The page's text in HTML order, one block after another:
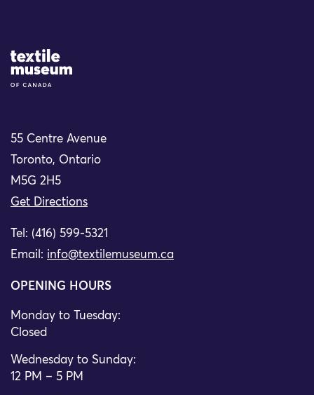
Site Logo
55 Centre Avenue
Toronto, Ontario
M5G 2H5
Get Directions
Tel: (416) 599-5321
Email: info@textilemuseum.ca
OPENING HOURS
Monday to Tuesday:
Closed
Wednesday to Sunday:
12 PM – 5 PM